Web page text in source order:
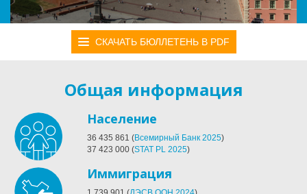
СКАЧАТЬ БЮЛЛЕТЕНЬ В PDF
Общая информация
Население
36 435 861 (Всемирный Банк 2025)
37 423 000 (STAT PL 2025)
Иммиграция